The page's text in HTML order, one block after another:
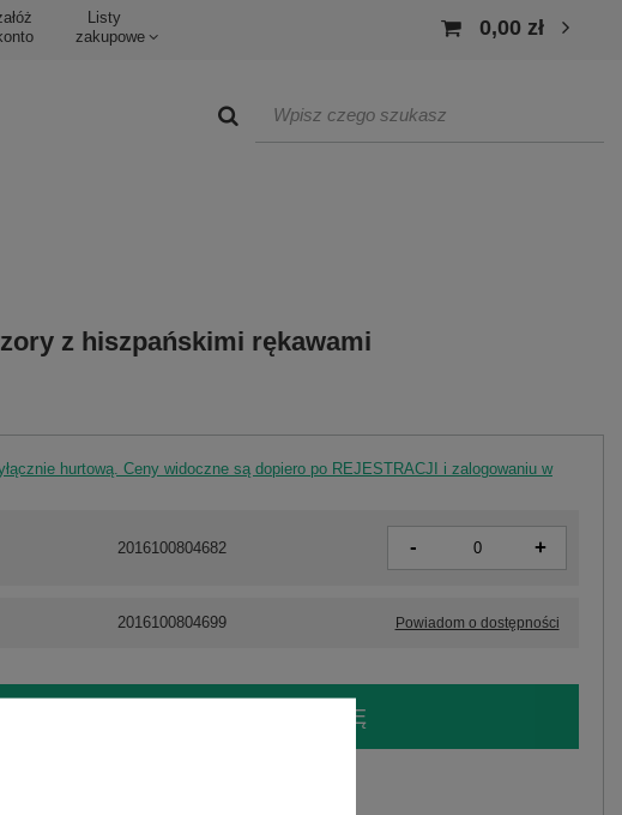
Listy
zakupowe
0,00 zł
z hiszpańskimi rękawami
hurtową. Ceny widoczne są dopiero po REJESTRACJI i zalogowaniu w
2016100804682 - +
2016100804699 Powiadom o dostępności
ZALOGUJ SIĘ I ZOBACZ CENĘ